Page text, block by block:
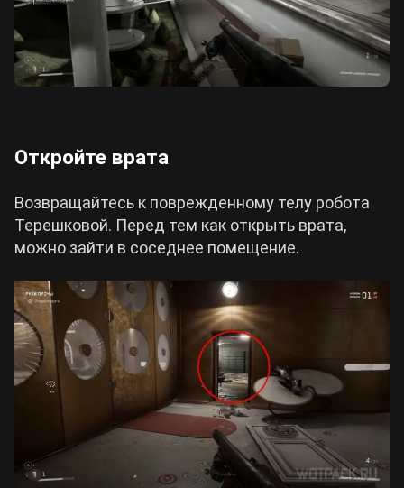
Откройте врата
Возвращайтесь к поврежденному телу робота
Терешковой. Перед тем как открыть врата,
можно зайти в соседнее помещение.